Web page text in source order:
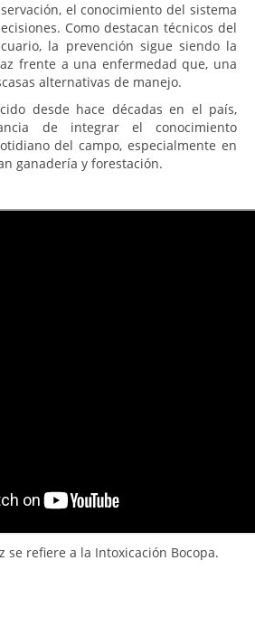
el conocimiento del sistema
Como destacan técnicos del
la prevención sigue siendo la
frente a una enfermedad que, una
alternativas de manejo.
desde hace décadas en el país,
de integrar el conocimiento
del campo, especialmente en
ganadería y forestación.
se refiere a la Intoxicación Bocopa.